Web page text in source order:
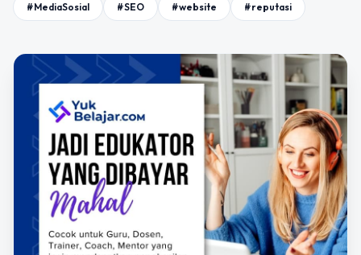
#MediaSosial #SEO #website #reputasi